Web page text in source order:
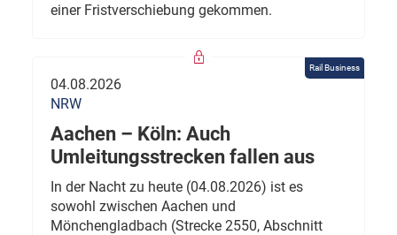
einer Fristverschiebung gekommen.
Rail Business
04.08.2026
NRW
Aachen – Köln: Auch
Umleitungsstrecken fallen aus
In der Nacht zu heute (04.08.2026) ist es
sowohl zwischen Aachen und
Mönchengladbach (Strecke 2550, Abschnitt